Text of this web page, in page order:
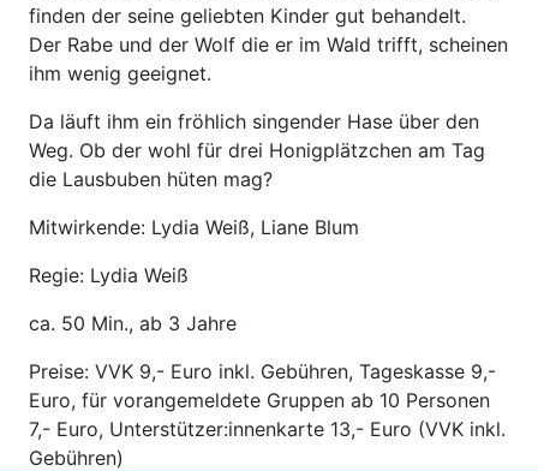
finden der seine geliebten Kinder gut behandelt.
Der Rabe und der Wolf die er im Wald trifft, scheinen
ihm wenig geeignet.
Da läuft ihm ein fröhlich singender Hase über den
Weg. Ob der wohl für drei Honigplätzchen am Tag
die Lausbuben hüten mag?
Mitwirkende: Lydia Weiß, Liane Blum
Regie: Lydia Weiß
ca. 50 Min., ab 3 Jahre
Preise: VVK 9,- Euro inkl. Gebühren, Tageskasse 9,-
Euro, für vorangemeldete Gruppen ab 10 Personen
7,- Euro, Unterstützer:innenkarte 13,- Euro (VVK inkl.
Gebühren)